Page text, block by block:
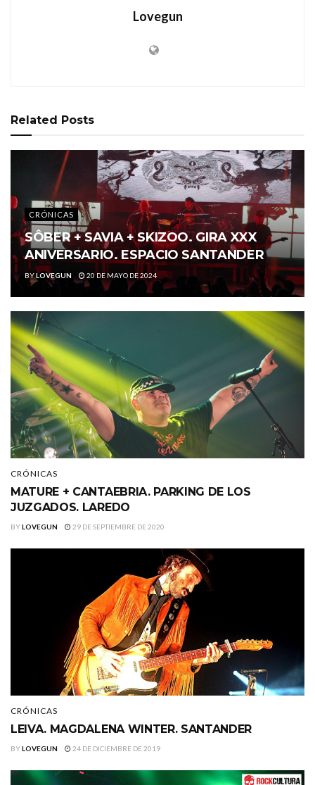
Lovegun
Related Posts
CRÓNICAS
SÔBER + SAVIA + SKIZOO. GIRA XXX
ANIVERSARIO. ESPACIO SANTANDER
BYLOVEGUN 20 DE MAYO DE 2024
CRÓNICAS
MATURE + CANTAEBRIA. PARKING DE LOS
JUZGADOS. LAREDO
BYLOVEGUN 29 DE SEPTIEMBRE DE 2020
CRÓNICAS
LEIVA. MAGDALENA WINTER. SANTANDER
BYLOVEGUN 24 DE DICIEMBRE DE 2019